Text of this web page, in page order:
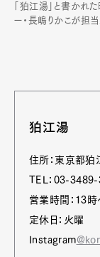
「狛江湯」と書かれ
ー・長嶋りかこが担
狛江湯
住所：東京都
TEL：03-3489-
営業時間：13時
定休日：火曜
Instagram